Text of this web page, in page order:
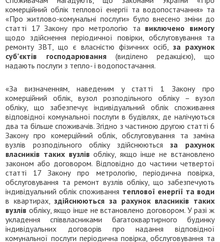
комерційний облік теплової енергії та водопостачання» та
«Про житлово-комунальні послуги» було внесено зміни до
статті 17 Закону про метрологію та виключено вимогу
щодо здійснення періодичної повірки, обслуговування та
ремонту ЗВТ, що є власністю фізичних осіб, за рахунок
суб’єктів господарювання(виділено редакцією), що
надають послуги з тепло- і водопостачання.
«За визначенням, наведеним у статті 1 Закону про
комерційний облік, вузол розподільного обліку – вузол
обліку, що забезпечує індивідуальний облік споживання
відповідної комунальної послуги в будівлях, де налічуються
два та більше споживачів. Згідно з частиною другою статті 6
Закону про комерційний облік, обслуговування та заміна
вузлів розподільного обліку здійснюютьсяза рахунок
власників таких вузлів обліку, якщо інше не встановлено
законом або договором. Відповідно до частини четвертої
статті 17 Закону про метрологію, періодична повірка,
обслуговування та ремонт вузлів обліку, що забезпечують
індивідуальний облік споживання теплової енергії та води
в квартирах,здійснюються за рахунок власників таких
вузлів обліку, якщо інше не встановлено договором. У разі ж
укладення співвласниками багатоквартирного будинку
індивідуальних договорів про надання відповідної
комунальної послуги періодична повірка, обслуговування та